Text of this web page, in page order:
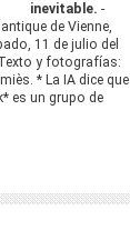
inevitable. -
de Vienne,
11 de julio del
y fotografías:
* La IA dice que
es un grupo de